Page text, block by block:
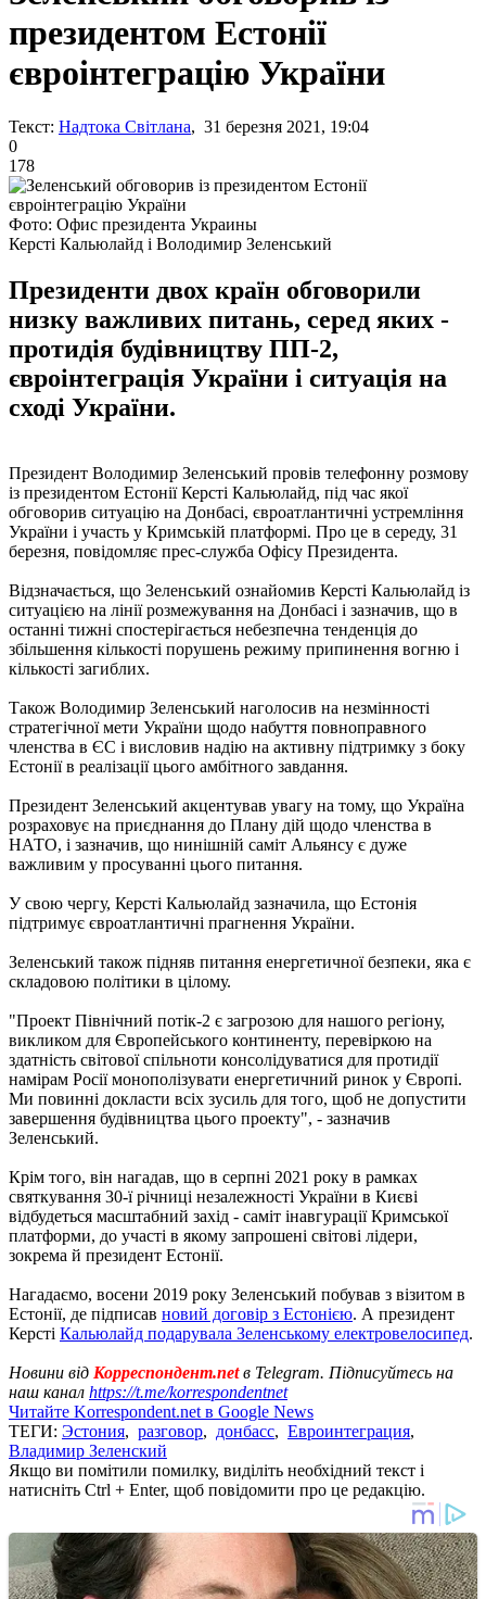
президентом Естонії
євроінтеграцію України
Текст: Надтока Світлана, 31 березня 2021, 19:04
0
178
Фото: Офис президента Украины
Керсті Кальюлайд і Володимир Зеленський
Президенти двох країн обговорили
низку важливих питань, серед яких -
протидія будівництву ПП-2,
євроінтеграція України і ситуація на
сході України.
Президент Володимир Зеленський провів телефонну розмову
із президентом Естонії Керсті Кальюлайд, під час якої
обговорив ситуацію на Донбасі, євроатлантичні устремління
України і участь у Кримській платформі. Про це в середу, 31
березня, повідомляє прес-служба Офісу Президента.
Відзначається, що Зеленський ознайомив Керсті Кальюлайд із
ситуацією на лінії розмежування на Донбасі і зазначив, що в
останні тижні спостерігається небезпечна тенденція до
збільшення кількості порушень режиму припинення вогню і
кількості загиблих.
Також Володимир Зеленський наголосив на незмінності
стратегічної мети України щодо набуття повноправного
членства в ЄС і висловив надію на активну підтримку з боку
Естонії в реалізації цього амбітного завдання.
Президент Зеленський акцентував увагу на тому, що Україна
розраховує на приєднання до Плану дій щодо членства в
НАТО, і зазначив, що нинішній саміт Альянсу є дуже
важливим у просуванні цього питання.
У свою чергу, Керсті Кальюлайд зазначила, що Естонія
підтримує євроатлантичні прагнення України.
Зеленський також підняв питання енергетичної безпеки, яка є
складовою політики в цілому.
"Проект Північний потік-2 є загрозою для нашого регіону,
викликом для Європейського континенту, перевіркою на
здатність світової спільноти консолідуватися для протидії
намірам Росії монополізувати енергетичний ринок у Європі.
Ми повинні докласти всіх зусиль для того, щоб не допустити
завершення будівництва цього проекту", - зазначив
Зеленський.
Крім того, він нагадав, що в серпні 2021 року в рамках
святкування 30-ї річниці незалежності України в Києві
відбудеться масштабний захід - саміт інавгурації Кримської
платформи, до участі в якому запрошені світові лідери,
зокрема й президент Естонії.
Нагадаємо, восени 2019 року Зеленський побував з візитом в
Естонії, де підписав новий договір з Естонією. А президент
Керсті Кальюлайд подарувала Зеленському електровелосипед.
Новини від Корреспондент.netв Telegram. Підписуйтесь на
наш канал https://t.me/korrespondentnet
Читайте Korrespondent.net в Google News
ТЕГИ: Эстония, разговор, донбасс, Евроинтеграция,
Владимир Зеленский
Якщо ви помітили помилку, виділіть необхідний текст і
натисніть Ctrl + Enter, щоб повідомити про це редакцію.